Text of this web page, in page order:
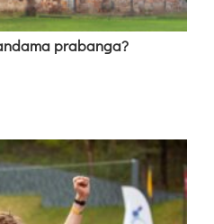
pra­ban­ga?